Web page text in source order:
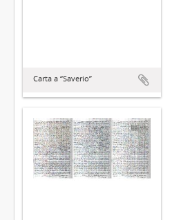
Carta a “Saverio”